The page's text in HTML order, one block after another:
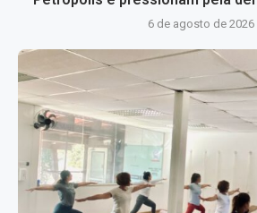
6 de agosto de 2026